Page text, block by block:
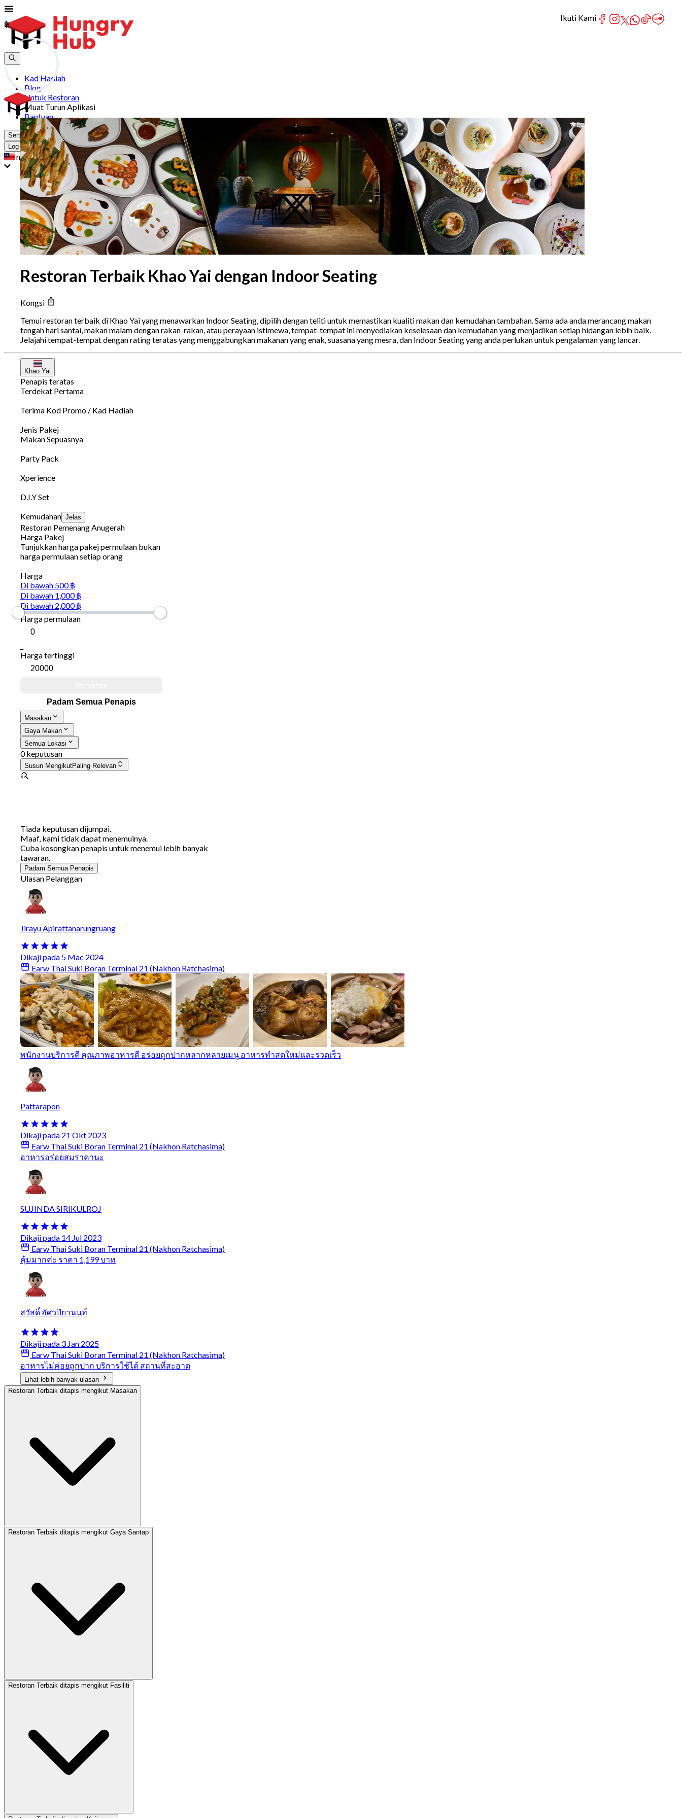
Kad Hadiah
Blog
Untuk Restoran
Muat Turun Aplikasi
Bantuan
Sertai
Log Masuk
my
Restoran Terbaik Khao Yai dengan Indoor Seating
Kongsi
Temui restoran terbaik di Khao Yai yang menawarkan Indoor Seating, dipilih dengan teliti untuk memastikan kualiti makan dan kemudahan tambahan. Sama ada anda merancang makan
tengah hari santai, makan malam dengan rakan-rakan, atau perayaan istimewa, tempat-tempat ini menyediakan keselesaan dan kemudahan yang menjadikan setiap hidangan lebih baik.
Jelajahi tempat-tempat dengan rating teratas yang menggabungkan makanan yang enak, suasana yang mesra, dan Indoor Seating yang anda perlukan untuk pengalaman yang lancar.
Khao Yai
Penapis teratas
Terdekat Pertama
Terima Kod Promo / Kad Hadiah
Jenis Pakej
Makan Sepuasnya
Party Pack
Xperience
D.I.Y Set
Kemudahan Jelas
Restoran Pemenang Anugerah
Harga Pakej
Tunjukkan harga pakej permulaan bukan
harga permulaan setiap orang
Harga
Di bawah 500 ฿
Di bawah 1,000 ฿
Di bawah 2,000 ฿
฿
Harga permulaan
฿
Harga tertinggi
Padam Semua Penapis
Masakan
Gaya Makan
Semua Lokasi
0 keputusan
Susun MengikutPaling Relevan
Tiada keputusan dijumpai.
Maaf, kami tidak dapat menemuinya.
Cuba kosongkan penapis untuk menemui lebih banyak
tawaran.
Padam Semua Penapis
Ulasan Pelanggan
Jirayu Apirattanarungruang
Dikaji pada 5 Mac 2024
Earw Thai Suki Boran Terminal 21 (Nakhon Ratchasima)
พนักงานบริการดี คุณภาพอาหารดี อร่อยถูกปากหลากหลายเมนู อาหารทำสดใหม่และรวดเร็ว
Pattarapon
Dikaji pada 21 Okt 2023
Earw Thai Suki Boran Terminal 21 (Nakhon Ratchasima)
อาหารอร่อยสมราคานะ
SUJINDA SIRIKULROJ
Dikaji pada 14 Jul 2023
Earw Thai Suki Boran Terminal 21 (Nakhon Ratchasima)
คุ้มมากค่ะ ราคา 1,199 บาท
สวัสดิ์ อัศวปิยานนท์
Dikaji pada 3 Jan 2025
Earw Thai Suki Boran Terminal 21 (Nakhon Ratchasima)
อาหารไม่ค่อยถูกปาก บริการใช้ได้ สถานที่สะอาด
Lihat lebih banyak ulasan
Restoran Terbaik ditapis mengikut Masakan
Restoran Terbaik ditapis mengikut Gaya Santap
Restoran Terbaik ditapis mengikut Fasiliti
Ikuti Kami